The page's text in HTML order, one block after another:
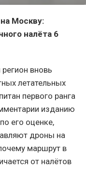
Москву:
налёта 6
вновь
летательных
первого ранга
изданию
его оценке,
дроны на
маршрут в
от налётов